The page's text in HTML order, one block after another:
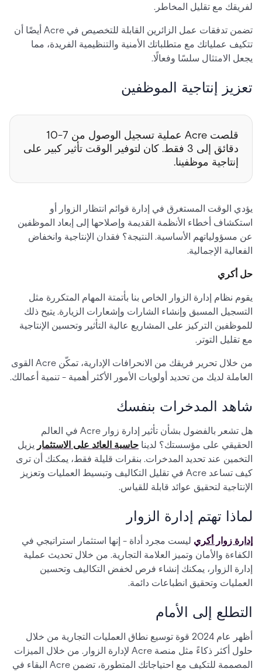
لفريقك مع تقليل المخاطر.
تضمن تدفقات عمل الزائرين القابلة للتخصيص في Acre أيضًا أن
تتكيف عملياتك مع متطلباتك الأمنية والتنظيمية الفريدة، مما
يجعل الامتثال سلسًا وفعالًا.
تعزيز إنتاجية الموظفين
قلصت Acre عملية تسجيل الوصول من 7-10
دقائق إلى 3 فقط. كان لتوفير الوقت تأثير كبير على
إنتاجية موظفينا.
يؤدي الوقت المستغرق في إدارة قوائم انتظار الزوار أو
استكشاف أخطاء الأنظمة القديمة وإصلاحها إلى إبعاد الموظفين
عن مسؤولياتهم الأساسية. النتيجة؟ فقدان الإنتاجية وانخفاض
الفعالية الإجمالية.
حل أكري
يقوم نظام إدارة الزوار الخاص بنا بأتمتة المهام المتكررة مثل
التسجيل المسبق وإنشاء الشارات وإشعارات الزيارة. يتيح ذلك
للموظفين التركيز على المشاريع عالية التأثير وتحسين الإنتاجية
مع تقليل التوتر.
من خلال تحرير فريقك من الانحرافات الإدارية، تمكّن Acre القوى
العاملة لديك من تحديد أولويات الأمور الأكثر أهمية - تنمية أعمالك.
شاهد المدخرات بنفسك
هل تشعر بالفضول بشأن تأثير إدارة زوار Acre في العالم
الحقيقي على مؤسستك؟ لدينا حاسبة العائد على الاستثمار يزيل
التخمين عند تحديد المدخرات. بنقرات قليلة فقط، يمكنك أن ترى
كيف تساعد Acre في تقليل التكاليف وتبسيط العمليات وتعزيز
الإنتاجية لتحقيق عوائد قابلة للقياس.
لماذا تهتم إدارة الزوار
إدارة زوار أكري ليست مجرد أداة - إنها استثمار استراتيجي في
الكفاءة والأمان وتميز العلامة التجارية. من خلال تحديث عملية
إدارة الزوار، يمكنك إنشاء فرص لخفض التكاليف وتحسين
العمليات وتحقيق انطباعات دائمة.
التطلع إلى الأمام
أظهر عام 2024 قوة توسيع نطاق العمليات التجارية من خلال
حلول أكثر ذكاءً مثل منصة Acre لإدارة الزوار. من خلال الميزات
المصممة للتكيف مع احتياجاتك المتطورة، تضمن Acre البقاء في